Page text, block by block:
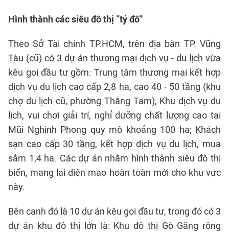
Hình thành các siêu đô thị “tỷ đô”
Theo Sở Tài chính TP.HCM, trên địa bàn TP. Vũng
Tàu (cũ) có 3 dự án thương mại dịch vụ - du lịch vừa
kêu gọi đầu tư gồm: Trung tâm thương mại kết hợp
dịch vụ du lịch cao cấp 2,8 ha, cao 40 - 50 tầng (khu
chợ du lịch cũ, phường Thắng Tam); Khu dịch vụ du
lịch, vui chơi giải trí, nghỉ dưỡng chất lượng cao tại
Mũi Nghinh Phong quy mô khoảng 100 ha; Khách
sạn cao cấp 30 tầng, kết hợp dịch vụ du lịch, mua
sắm 1,4 ha. Các dự án nhằm hình thành siêu đô thị
biển, mang lại diện mạo hoàn toàn mới cho khu vực
này.
Bên cạnh đó là 10 dự án kêu gọi đầu tư, trong đó có 3
dự án khu đô thị lớn là: Khu đô thị Gò Găng rộng